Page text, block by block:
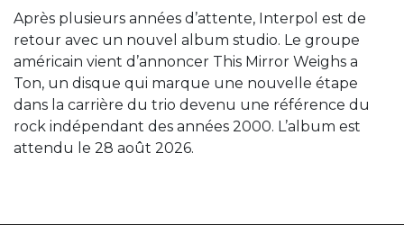
Après plusieurs années d’attente, Interpol est de
retour avec un nouvel album studio. Le groupe
américain vient d’annoncer This Mirror Weighs a
Ton, un disque qui marque une nouvelle étape
dans la carrière du trio devenu une référence du
rock indépendant des années 2000. L’album est
attendu le 28 août 2026.